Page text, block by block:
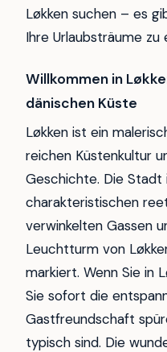
Løkken suchen – es
Ihre Urlaubsträume zu
Willkommen in
dänischen Küste
Løkken ist ein
reichen Küstenkultur
Geschichte. Die
charakteristischen
verwinkelten Gassen
Leuchtturm von
markiert. Wenn Sie in
Sie sofort die
Gastfreundschaft
typisch sind. Die